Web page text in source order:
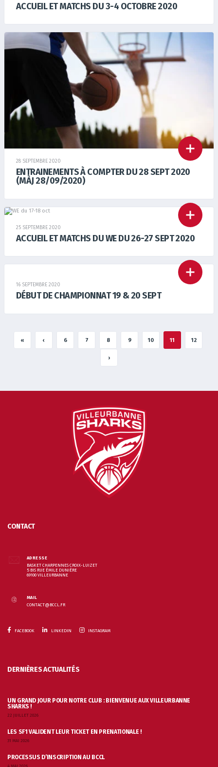
ACCUEIL ET MATCHS DU 3-4 OCTOBRE 2020
28 SEPTEMBRE 2020
ENTRAINEMENTS À COMPTER DU 28 SEPT 2020
(MÀJ 28/09/2020)
25 SEPTEMBRE 2020
ACCUEIL ET MATCHS DU WE DU 26-27 SEPT 2020
16 SEPTEMBRE 2020
DÉBUT DE CHAMPIONNAT 19 & 20 SEPT
« ‹ 6 7 8 9 10 11 12
›
CONTACT
ADRESSE
BASKET CHARPENNES CROIX-LUIZET
5 BIS RUE ÉMILE DUNIÈRE
69100 VILLEURBANNE
MAIL
CONTACT@BCCL.FR
FACEBOOK LINKEDIN INSTAGRAM
DERNIÈRES ACTUALITÉS
UN GRAND JOUR POUR NOTRE CLUB : BIENVENUE AUX VILLEURBANNE
SHARKS !
22 JUILLET 2026
LES SF1 VALIDENT LEUR TICKET EN PRÉNATIONALE !
31 MAI 2026
PROCESSUS D’INSCRIPTION AU BCCL